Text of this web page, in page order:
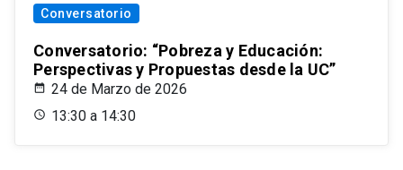
Conversatorio
Conversatorio: “Pobreza y Educación:
Perspectivas y Propuestas desde la UC”
24 de Marzo de 2026
13:30 a 14:30